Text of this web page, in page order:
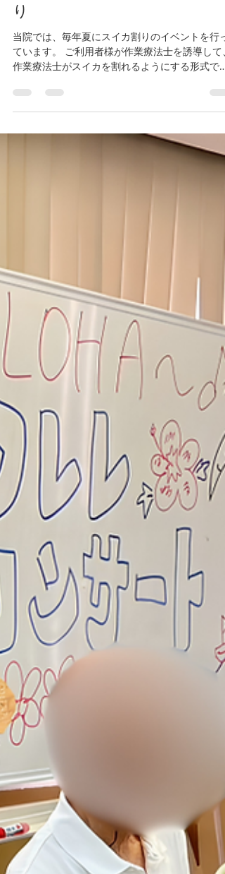
R8年特別イベント：スイカ割
り
当院では、毎年夏にスイカ割りのイベントを行っ
ています。 ご利用者様が作業療法士を誘導して、
たので、スイカ割りはここまで。 今度はスイカの
解体ショーが始まります。 スイカがお好きなご利
用者様も多く、どちらもたいへん盛り上がってい